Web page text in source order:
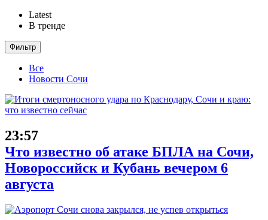
Latest
В тренде
Фильтр
Все
Новости Сочи
23:57
Что известно об атаке БПЛА на Сочи,
Новороссийск и Кубань вечером 6
августа